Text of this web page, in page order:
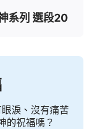
系列 選段20
淚、沒有痛苦
的祝福嗎？